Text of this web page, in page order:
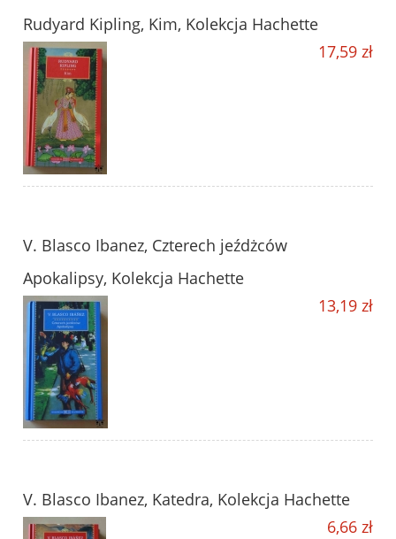
Rudyard Kipling, Kim, Kolekcja Hachette
17,59 zł
V. Blasco Ibanez, Czterech jeźdżców
Apokalipsy, Kolekcja Hachette
13,19 zł
V. Blasco Ibanez, Katedra, Kolekcja Hachette
6,66 zł